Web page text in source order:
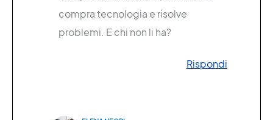
compra tecnologia e risolve
problemi. E chi non li ha?
Rispondi